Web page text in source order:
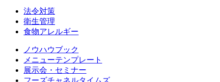
法令対策
衛生管理
食物アレルギー
ノウハウブック
メニューテンプレート
展示会・セミナー
フーズチャネルタイムズ